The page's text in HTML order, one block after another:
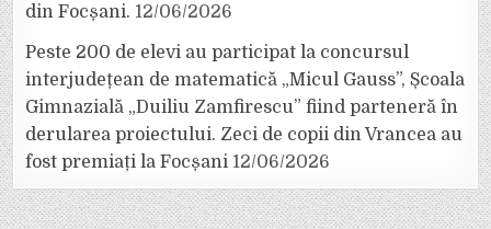
din Focșani. 12/06/2026
Peste 200 de elevi au participat la concursul
interjudețean de matematică „Micul Gauss”, Școala
Gimnazială „Duiliu Zamfirescu” fiind parteneră în
derularea proiectului. Zeci de copii din Vrancea au
fost premiați la Focșani 12/06/2026